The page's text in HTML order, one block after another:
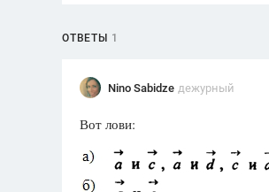
ОТВЕТЫ 1
Nino Sabidze дежурный
Вот лови: